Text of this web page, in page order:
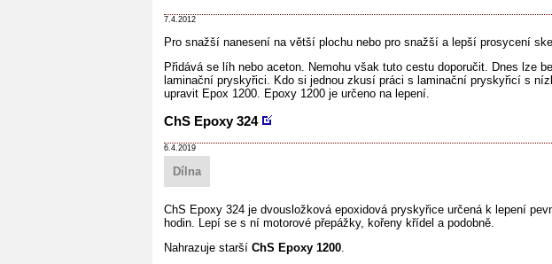
7.4.2012
Pro snažší nanesení na větší plochu nebo pro snažší a lepší prosycení
Přidává se líh nebo aceton. Nemohu však tuto cestu doporučit. Dnes lze
laminační pryskyřici. Kdo si jednou zkusí práci s laminační pryskyřicí s
upravit Epox 1200. Epoxy 1200 je určeno na lepení.
ChS Epoxy 324
6.4.2019
Dílna
ChS Epoxy 324 je dvousložková epoxidová pryskyřice určená k lepení
hodin. Lepí se s ní motorové přepážky, kořeny křídel a podobně.
Nahrazuje starší ChS Epoxy 1200